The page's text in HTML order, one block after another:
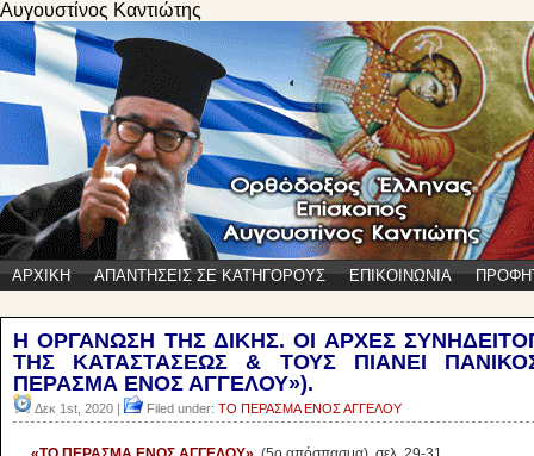
Αυγουστίνος Καντιώτης
ΑΡΧΙΚΗ ΑΠΑΝΤΗΣΕΙΣ ΣΕ ΚΑΤΗΓΟΡΟΥΣ ΕΠΙΚΟΙΝΩΝΙΑ
Η ΟΡΓΑΝΩΣΗ ΤΗΣ ΔΙΚΗΣ. ΟΙ ΑΡΧΕΣ
ΤΗΣ ΚΑΤΑΣΤΑΣΕΩΣ & ΤΟΥΣ ΠΙΑΝΕΙ
ΠΕΡΑΣΜΑ ΕΝΟΣ ΑΓΓΕΛΟΥ»).
Δεκ 1st, 2020 | Filed under: ΤΟ ΠΕΡΑΣΜΑ ΕΝΟΣ ΑΓΓΕΛΟΥ